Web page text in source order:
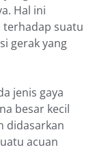
Hal ini
terhadap suatu
gerak yang
jenis gaya
besar kecil
didasarkan
acuan